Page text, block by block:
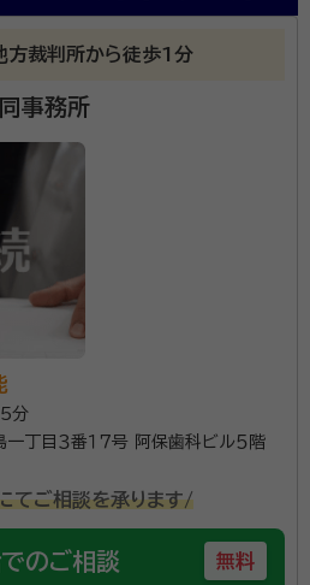
方裁判所から徒歩1分
事務所
分
青森県青森市長島一丁目３番１７号 阿保歯科ビル５階
てご相談を承ります/
のご相談 無料